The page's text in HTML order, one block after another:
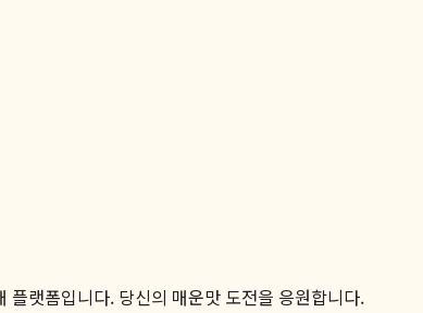
랫폼입니다. 당신의 매운맛 도전을 응원합니다.